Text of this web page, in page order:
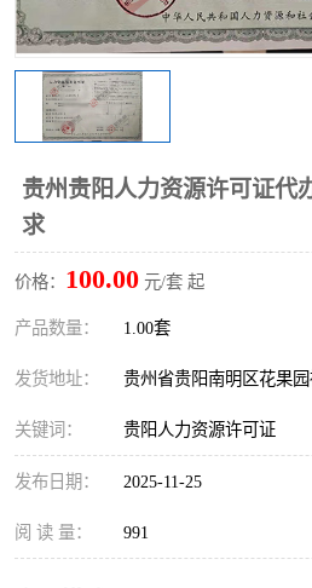
贵州贵阳人力资源许可证代
求
价格： 100.00 元/套 起
产品数量： 1.00套
发货地址： 贵州省贵阳南明区花果
关键词： 贵阳人力资源许可证
发布日期： 2025-11-25
阅 读 量： 991